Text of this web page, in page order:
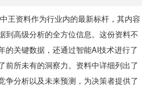
王资料作为行业内的最新标杆，其内容
到高级分析的全方位信息。这份资料不
的关键数据，还通过智能AI技术进行了
前所未有的洞察力。资料中详细列出了
争分析以及未来预测，为决策者提供了